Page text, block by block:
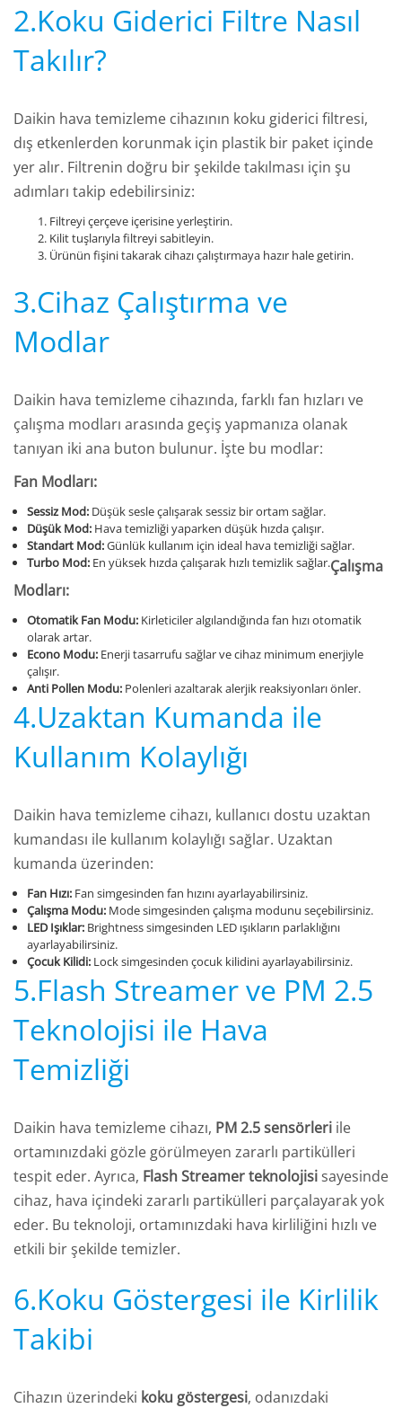
2.Koku Giderici Filtre Nasıl
Takılır?
Daikin hava temizleme cihazının koku giderici filtresi,
dış etkenlerden korunmak için plastik bir paket içinde
yer alır. Filtrenin doğru bir şekilde takılması için şu
adımları takip edebilirsiniz:
Filtreyi çerçeve içerisine yerleştirin.
Kilit tuşlarıyla filtreyi sabitleyin.
Ürünün fişini takarak cihazı çalıştırmaya hazır hale getirin.
3.Cihaz Çalıştırma ve
Modlar
Daikin hava temizleme cihazında, farklı fan hızları ve
çalışma modları arasında geçiş yapmanıza olanak
tanıyan iki ana buton bulunur. İşte bu modlar:
Fan Modları:
Sessiz Mod: Düşük sesle çalışarak sessiz bir ortam sağlar.
Düşük Mod: Hava temizliği yaparken düşük hızda çalışır.
Standart Mod:Günlük kullanım için ideal hava temizliği sağlar.
Turbo Mod: En yüksek hızda çalışarak hızlı temizlik sağlar.Çalışma
Modları:
Otomatik Fan Modu: Kirleticiler algılandığında fan hızı otomatik
olarak artar.
Econo Modu: Enerji tasarrufu sağlar ve cihaz minimum enerjiyle
çalışır.
Anti Pollen Modu: Polenleri azaltarak alerjik reaksiyonları önler.
4.Uzaktan Kumanda ile
Kullanım Kolaylığı
Daikin hava temizleme cihazı, kullanıcı dostu uzaktan
kumandası ile kullanım kolaylığı sağlar. Uzaktan
kumanda üzerinden:
Fan Hızı: Fan simgesinden fan hızını ayarlayabilirsiniz.
Çalışma Modu: Mode simgesinden çalışma modunu seçebilirsiniz.
LED Işıklar: Brightness simgesinden LED ışıkların parlaklığını
ayarlayabilirsiniz.
Çocuk Kilidi: Lock simgesinden çocuk kilidini ayarlayabilirsiniz.
5.Flash Streamer ve PM 2.5
Teknolojisi ile Hava
Temizliği
Daikin hava temizleme cihazı, PM 2.5 sensörleri ile
ortamınızdaki gözle görülmeyen zararlı partikülleri
tespit eder. Ayrıca, Flash Streamer teknolojisi sayesinde
cihaz, hava içindeki zararlı partikülleri parçalayarak yok
eder. Bu teknoloji, ortamınızdaki hava kirliliğini hızlı ve
etkili bir şekilde temizler.
6.Koku Göstergesi ile Kirlilik
Takibi
Cihazın üzerindeki koku göstergesi, odanızdaki